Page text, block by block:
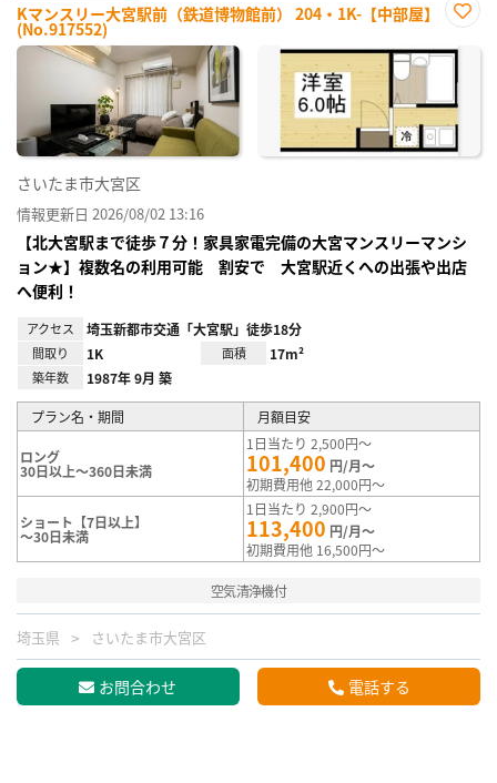
Kマンスリー大宮駅前（鉄道博物館前） 204・1K-【中部屋】
(No.917552)
に入
録
さいたま市大宮区
情報更新日 2026/08/02 13:16
【北大宮駅まで徒歩７分！家具家電完備の大宮マンスリーマンシ
ョン★】複数名の利用可能 割安で 大宮駅近くへの出張や出店
へ便利！
アクセス 埼玉新都市交通「大宮駅」徒歩18分
間取り 1K 面積 17m²
築年数 1987年 9月 築
プラン名・期間 月額目安
ロング
30日以上～360日未満
1日当たり 2,500円～
101,400 円/月～
初期費用他 22,000円～
ショート【7日以上】
～30日未満
1日当たり 2,900円～
113,400 円/月～
初期費用他 16,500円～
空気清浄機付
埼玉県 さいたま市大宮区
お問合わせ 電話する